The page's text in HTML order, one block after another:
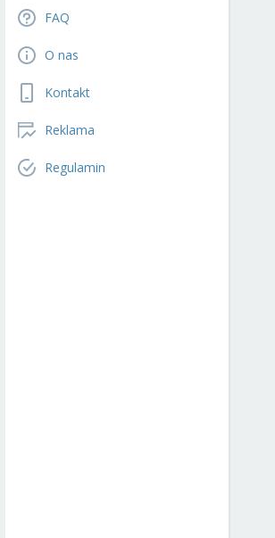
FAQ
O nas
Kontakt
Reklama
Regulamin